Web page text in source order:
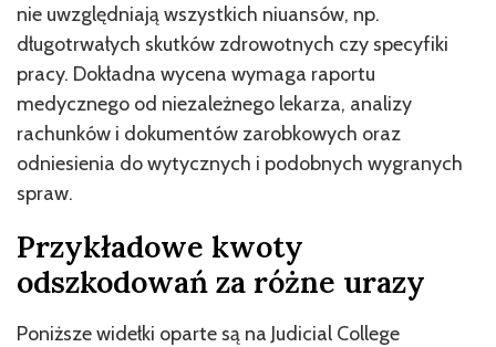
nie uwzględniają wszystkich niuansów, np.
długotrwałych skutków zdrowotnych czy specyfiki
pracy. Dokładna wycena wymaga raportu
medycznego od niezależnego lekarza, analizy
rachunków i dokumentów zarobkowych oraz
odniesienia do wytycznych i podobnych wygranych
spraw.
Przykładowe kwoty
odszkodowań za różne urazy
Poniższe widełki oparte są na Judicial College